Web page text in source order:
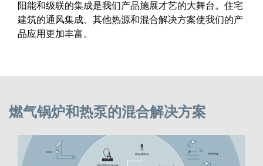
阳能和级联的集成是我们产品施展才艺的大舞台。住宅
建筑的通风集成、其他热源和混合解决方案使我们的产
品应用更加丰富。
燃气锅炉和热泵的混合解决方案